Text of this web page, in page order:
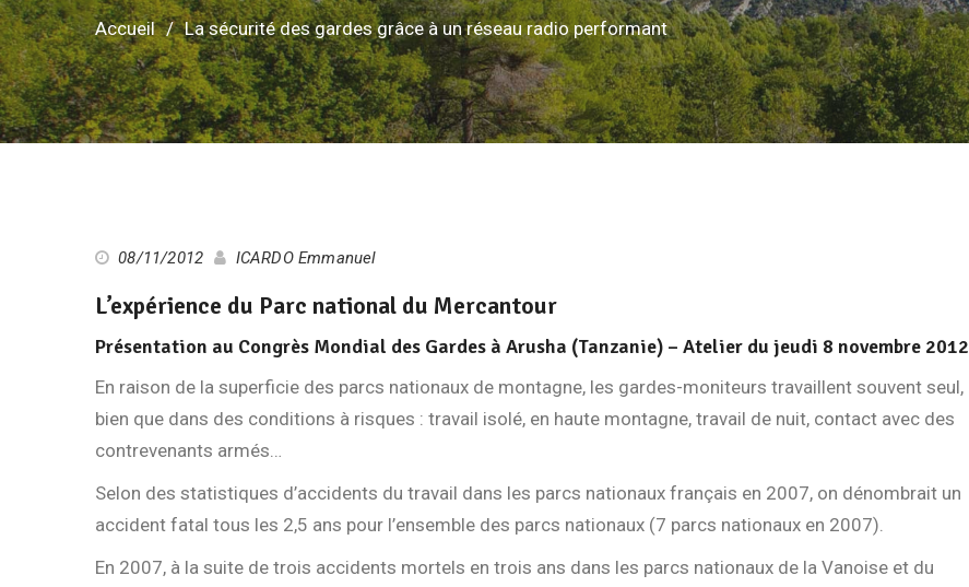
Accueil La sécurité des gardes grâce à un réseau radio performant
08/11/2012 ICARDO Emmanuel
L’expérience du Parc national du Mercantour
Présentation au Congrès Mondial des Gardes à Arusha (Tanzanie) – Atelier du jeudi 8 novembre 2012
En raison de la superficie des parcs nationaux de montagne, les gardes-moniteurs travaillent souvent seul,
bien que dans des conditions à risques : travail isolé, en haute montagne, travail de nuit, contact avec des
contrevenants armés…
Selon des statistiques d’accidents du travail dans les parcs nationaux français en 2007, on dénombrait un
accident fatal tous les 2,5 ans pour l’ensemble des parcs nationaux (7 parcs nationaux en 2007).
En 2007, à la suite de trois accidents mortels en trois ans dans les parcs nationaux de la Vanoise et du